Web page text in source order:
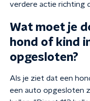
verdere actie richting
Wat moet je
hond of kind
opgesloten?
Als je ziet dat een
een auto opgesloten